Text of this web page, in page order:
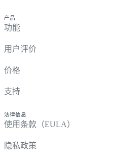
产品
功能
用户评价
价格
支持
法律信息
使用条款（EULA）
隐私政策